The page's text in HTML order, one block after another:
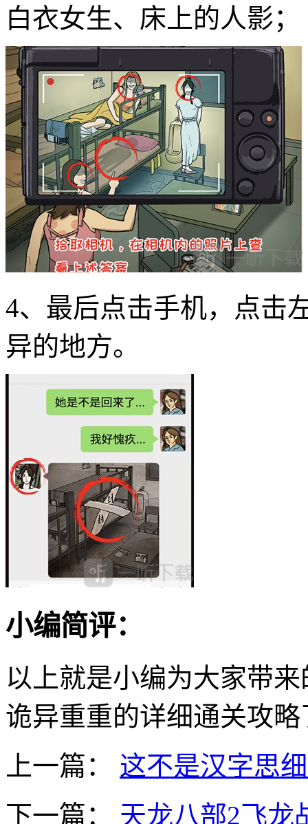
白衣女生、床上的人影；
4、最后点击手机，点击
异的地方。
小编简评：
以上就是小编为大家带
诡异重重的详细通关攻
上一篇：
这不是汉字思
下一篇：
天龙八部2飞龙